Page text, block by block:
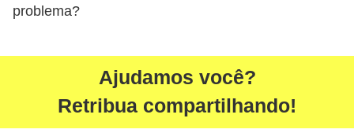
problema?
Ajudamos você?
Retribua compartilhando!